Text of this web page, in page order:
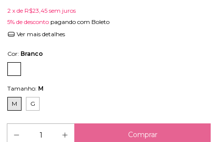
2 x de R$23,45 sem juros
5% de desconto pagando com Boleto
Ver mais detalhes
Cor: Branco
Tamanho: M
M G